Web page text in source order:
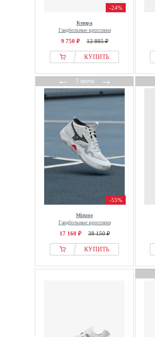
-24%
Kempa
Гандбольные кроссовки
9 750 ₽ 12 885 ₽
КУПИТЬ
←3 цвета→
-55%
Mizuno
Гандбольные кроссовки
17 160 ₽ 38 150 ₽
КУПИТЬ